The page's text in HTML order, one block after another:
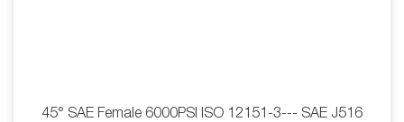
45° SAE Female 6000PSI ISO 12151-3--- SAE J516